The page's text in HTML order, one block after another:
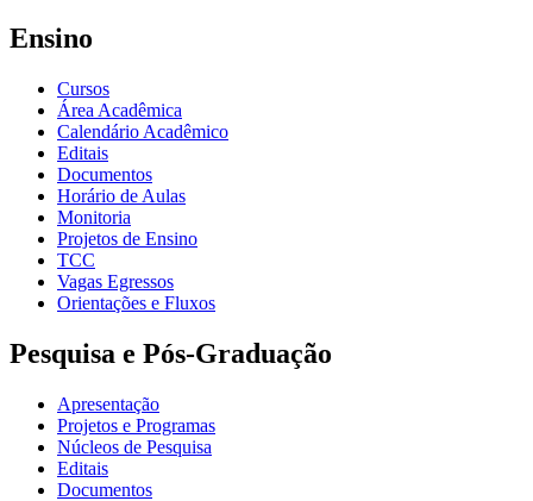
Ensino
Cursos
Área Acadêmica
Calendário Acadêmico
Editais
Documentos
Horário de Aulas
Monitoria
Projetos de Ensino
TCC
Vagas Egressos
Orientações e Fluxos
Pesquisa e Pós-Graduação
Apresentação
Projetos e Programas
Núcleos de Pesquisa
Editais
Documentos